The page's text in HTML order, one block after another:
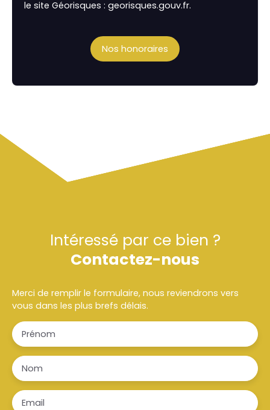
le site Géorisques : georisques.gouv.fr.
Nos honoraires
Intéressé par ce bien ?
Contactez-nous
Merci de remplir le formulaire, nous reviendrons vers
vous dans les plus brefs délais.
Prénom
Nom
Email